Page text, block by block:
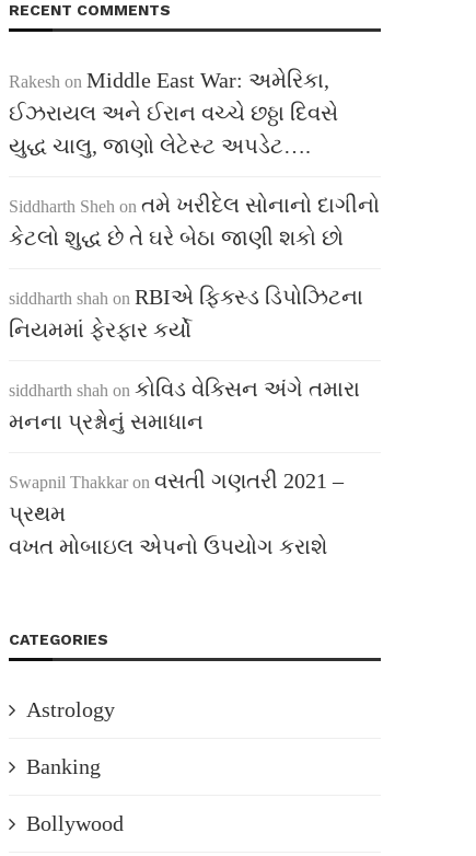
RECENT COMMENTS
Rakesh on Middle East War: અમેરિકા,
ઈઝરાયલ અને ઈરાન વચ્ચે છઠ્ઠા દિવસે
યુદ્ધ ચાલુ, જાણો લેટેસ્ટ અપડેટ….
Siddharth Sheh on તમે ખરીદેલ સોનાનો દાગીનો
કેટલો શુદ્ધ છે તે ઘરે બેઠા જાણી શકો છો
siddharth shah on RBIએ ફિક્સ્ડ ડિપોઝિટના
નિયમમાં ફેરફાર કર્યો
siddharth shah on કોવિડ વેક્સિન અંગે તમારા
મનના પ્રશ્નોનું સમાધાન
Swapnil Thakkar on વસતી ગણતરી 2021 –
પ્રથમ
વખત મોબાઇલ એપનો ઉપયોગ કરાશે
CATEGORIES
Astrology
Banking
Bollywood